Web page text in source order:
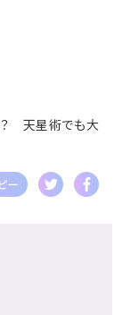
？ 天星術でも大